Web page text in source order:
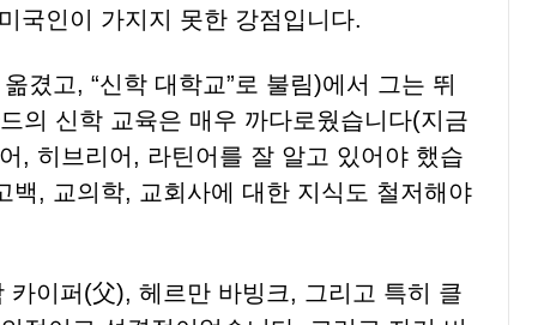
국인이 가지지 못한 강점입니다.
겼고, “신학 대학교”로 불림)에서 그는 뛰
의 신학 교육은 매우 까다로웠습니다(지금
, 히브리어, 라틴어를 잘 알고 있어야 했습
백, 교의학, 교회사에 대한 지식도 철저해야
이퍼(父), 헤르만 바빙크, 그리고 특히 클